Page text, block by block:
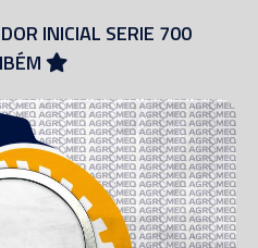
INICIAL SERIE 700